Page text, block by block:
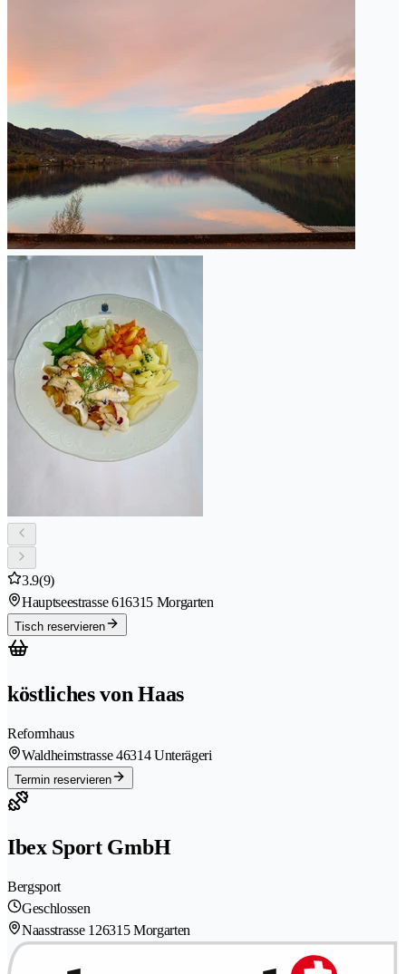
3.9(9)
Hauptseestrasse 616315 Morgarten
Tisch reservieren
köstliches von Haas
Reformhaus
Waldheimstrasse 46314 Unterägeri
Termin reservieren
Ibex Sport GmbH
Bergsport
Geschlossen
Naasstrasse 126315 Morgarten